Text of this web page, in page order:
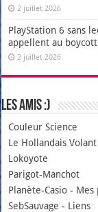
2 juillet 2026
PlayStation 6 sans
appellent au
2 juillet 2026
Les amis :)
Couleur Science
Le Hollandais Volant
Lokoyote
Parigot-Manchot
Planète-Casio - Mes
SebSauvage - Liens